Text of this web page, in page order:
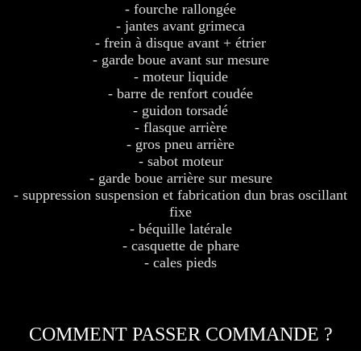
- fourche rallongée
- jantes avant grimeca
- frein à disque avant + étrier
- garde boue avant sur mesure
- moteur liquide
- barre de renfort coudée
- guidon torsadé
- flasque arrière
- gros pneu arrière
- sabot moteur
- garde boue arrière sur mesure
- suppression suspension et fabrication dun bras oscillant
fixe
- béquille latérale
- casquette de phare
- cales pieds
COMMENT PASSER COMMANDE ?